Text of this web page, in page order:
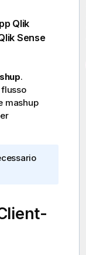
Qlik
Sense
.
mashup